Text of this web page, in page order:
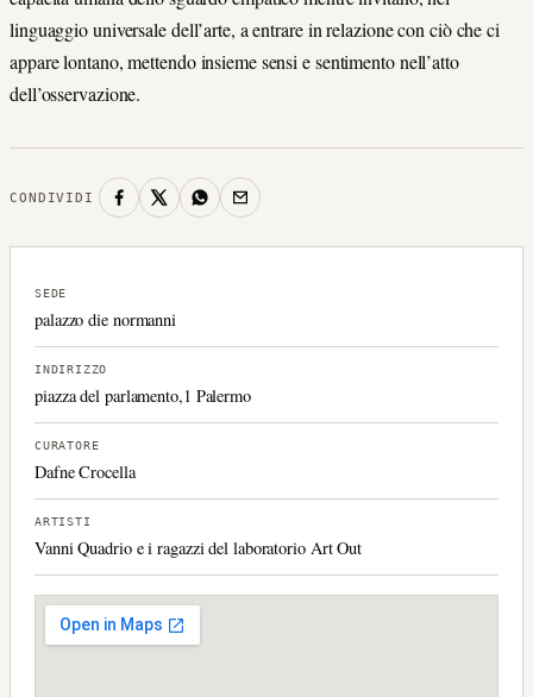
linguaggio universale dell’arte, a entrare in relazione con ciò che ci
appare lontano, mettendo insieme sensi e sentimento nell’atto
dell’osservazione.
CONDIVIDI
SEDE
palazzo die normanni
INDIRIZZO
piazza del parlamento,1 Palermo
CURATORE
Dafne Crocella
ARTISTI
Vanni Quadrio e i ragazzi del laboratorio Art Out